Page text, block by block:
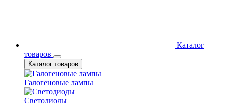
Каталог
товаров
Каталог товаров
Галогеновые лампы
Светодиоды